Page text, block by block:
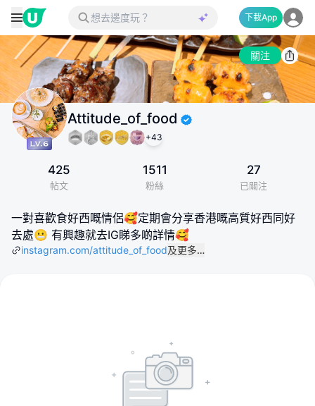
下載App
關注
Attitude_of_food
+43
425
帖文
1511
粉絲
27
已關注
一對喜歡食好西嘅情侶🥰定期會分享香港嘅高質好西同好
去處😬 有興趣就去IG睇多啲詳情🥰
instagram.com/attitude_of_food及更多…